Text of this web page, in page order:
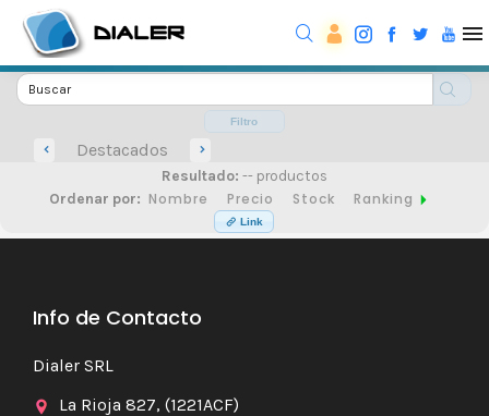
Filtro
Destacados
Resultado: -- productos
Ordenar por: Nombre Precio Stock Ranking
Link
Info de Contacto
Dialer SRL
La Rioja 827, (1221ACF)